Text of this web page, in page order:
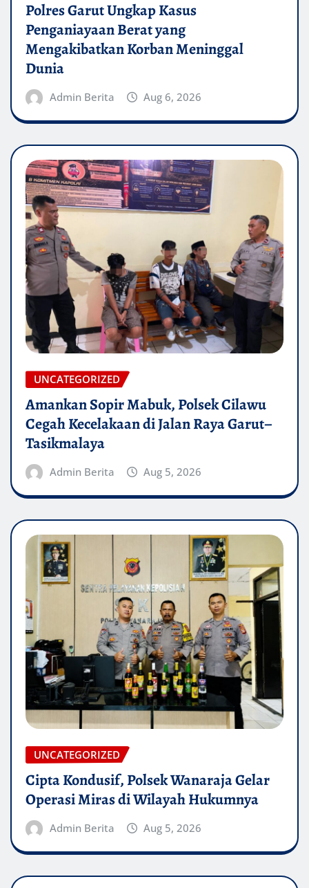
Polres Garut Ungkap Kasus
Penganiayaan Berat yang
Mengakibatkan Korban Meninggal
Dunia
Admin Berita Aug 6, 2026
UNCATEGORIZED
Amankan Sopir Mabuk, Polsek Cilawu
Cegah Kecelakaan di Jalan Raya Garut–
Tasikmalaya
Admin Berita Aug 5, 2026
UNCATEGORIZED
Cipta Kondusif, Polsek Wanaraja Gelar
Operasi Miras di Wilayah Hukumnya
Admin Berita Aug 5, 2026